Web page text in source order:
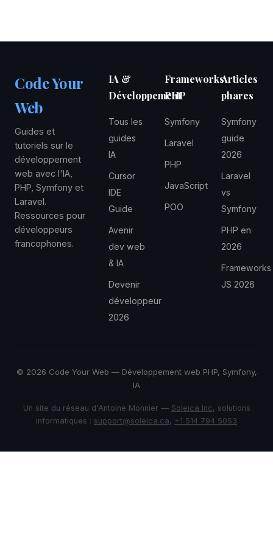
Code Your
Web
Guides et
tutoriels sur le
développement
web avec l'IA,
PHP, Symfony et
Laravel.
Ressources pour
développeurs
francophones.
IA &
Développement
Tous les
guides
IA
Cursor
IDE
Guide
Avenir
dev web
& IA
Devenir
développeur
2026
Frameworks
PHP
Symfony
Laravel
PHP
JavaScript
POO
Articles
phares
Symfony
guide
2026
Laravel
vs
Symfony
PHP en
2026
Frameworks
JS 2026
© 2026 Code Your Web — Développement web PHP, Symfony,
IA
Un site du réseau d'Antoine Monnier — Soleica Inc, solutions
informatiques : support@soleica.ca, +1 514 794 5053